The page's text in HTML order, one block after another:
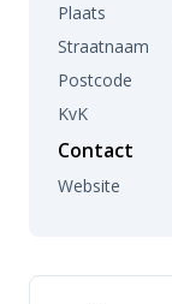
Plaats
Straatnaam
Postcode
KvK
Contact
Website